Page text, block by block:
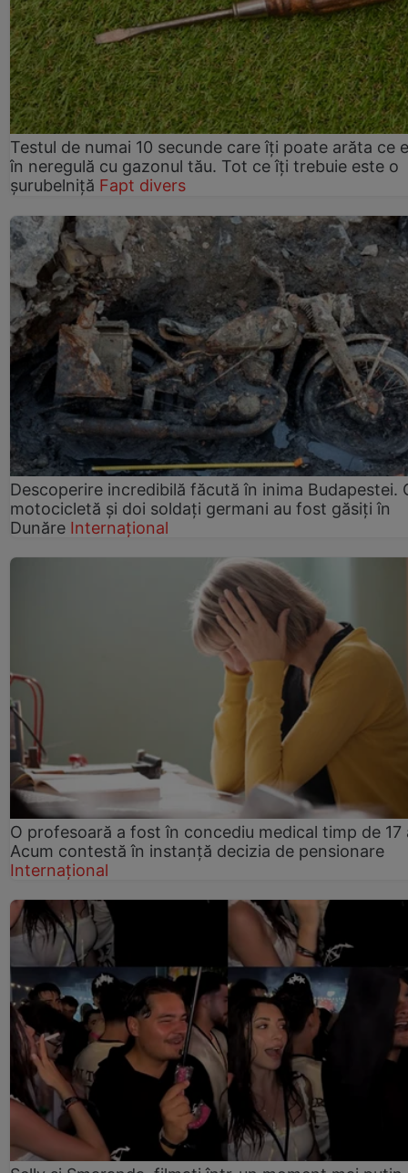
Testul de numai 10 secunde care îți poate arăta ce
în neregulă cu gazonul tău. Tot ce îți trebuie este o
șurubelniță Fapt divers
Descoperire incredibilă făcută în inima Budapestei.
motocicletă și doi soldați germani au fost găsiți în
Dunăre Internațional
O profesoară a fost în concediu medical timp de 17
Acum contestă în instanță decizia de pensionare
Internațional